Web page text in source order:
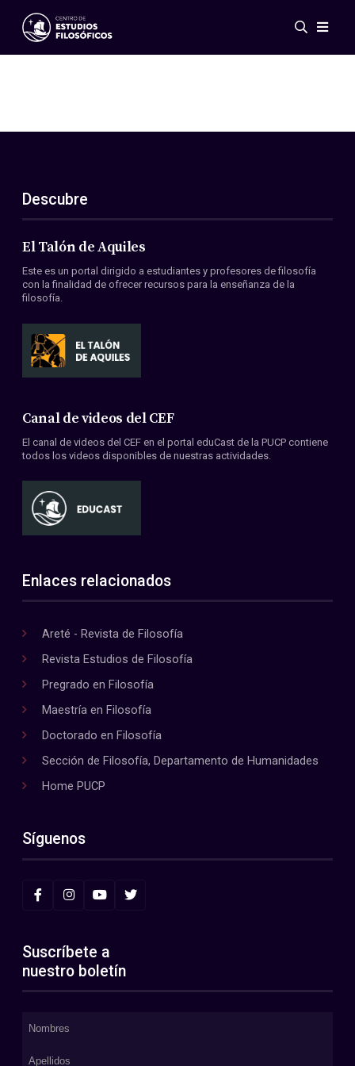
Eventos
ES
EN
Acerca de nosotros
Miembros
Convenios
Descubre
El Talón de Aquiles
Este es un portal dirigido a estudiantes y profesores de filosofía
con la finalidad de ofrecer recursos para la enseñanza de la
filosofía.
Canal de videos del CEF
El canal de videos del CEF en el portal eduCast de la PUCP contiene
todos los videos disponibles de nuestras actividades.
Enlaces relacionados
Areté - Revista de Filosofía
Revista Estudios de Filosofía
Pregrado en Filosofía
Maestría en Filosofía
Doctorado en Filosofía
Sección de Filosofía, Departamento de Humanidades
Home PUCP
Síguenos
Suscríbete a
nuestro boletín